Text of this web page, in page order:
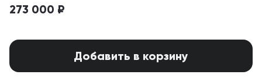
273 000 ₽
Добавить в корзину